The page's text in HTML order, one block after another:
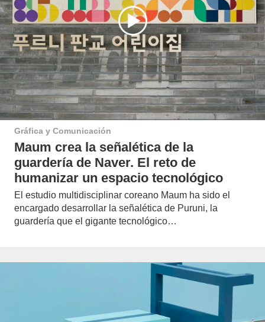
Gráfica y Comunicación
Maum crea la señalética de la
guardería de Naver. El reto de
humanizar un espacio tecnológico
El estudio multidisciplinar coreano Maum ha sido el
encargado desarrollar la señalética de Puruni, la
guardería que el gigante tecnológico…